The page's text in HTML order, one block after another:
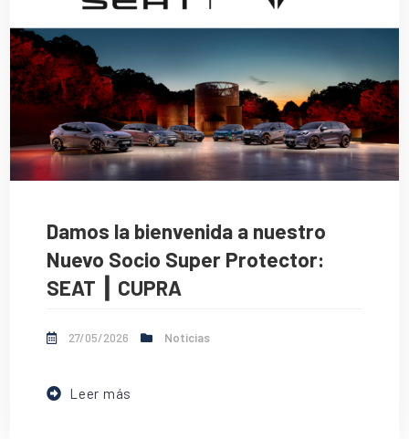
Damos la bienvenida a nuestro
Nuevo Socio Super Protector:
SEAT ┃ CUPRA
27/05/2026 Noticias
Leer más